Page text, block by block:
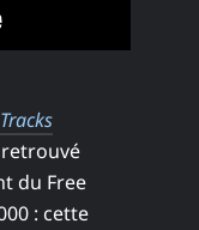
Tracks
dans un nouvel
retrouvé
du Free
: cette